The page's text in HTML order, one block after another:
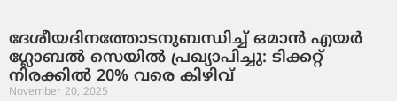
ദേശീയദിനത്തോടനുബന്ധിച്ച് ഒമാൻ എയർ
ഗ്ലോബൽ സെയിൽ പ്രഖ്യാപിച്ചു: ടിക്കറ്റ്
നിരക്കിൽ 20% വരെ കിഴിവ്
November 20, 2025